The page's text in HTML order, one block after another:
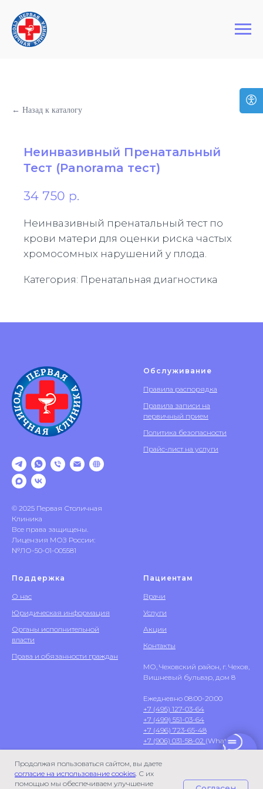
Первая Столичная Клиника
Продолжая пользоваться сайтом, вы даете
согласие на использование cookies. С их
помощью мы обеспечиваем улучшение
← Назад к каталогу
Неинвазивный Пренатальный
Тест (Panorama тест)
34 750 р.
Неинвазивный пренатальный тест по
крови матери для оценки риска частых
хромосомных нарушений у плода.
Категория: Пренатальная диагностика
© 2025 Первая Столичная
Клиника
Все права защищены.
Лицензия МОЗ России:
№ЛО-50-01-005581
Обслуживание
Правила распорядка
Правила записи на
первичный прием
Политика безопасности
Прайс-лист на услуги
Поддержка
О нас
Юридическая информация
Органы исполнительной
власти
Права и обязанности граждан
Пациентам
Врачи
Услуги
Акции
Контакты
МО, Чеховский район, г. Чехов,
Вишневый бульвар, дом 8
Ежедневно 08:00-20:00
+7 (495) 127-03-64
+7 (499) 551-03-64
+7 (496) 723-65-48
+7 (906) 031-58-02 (WhatsApp)